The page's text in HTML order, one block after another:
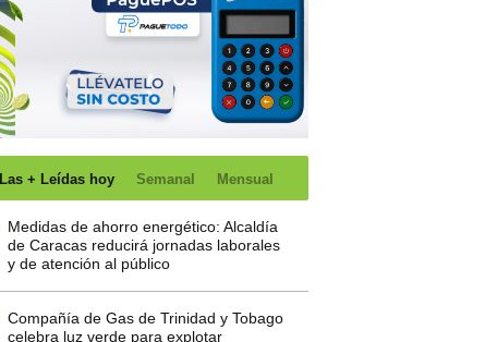
Las + Leídas hoy Semanal Mensual
Medidas de ahorro energético: Alcaldía
de Caracas reducirá jornadas laborales
y de atención al público
Compañía de Gas de Trinidad y Tobago
celebra luz verde para explotar